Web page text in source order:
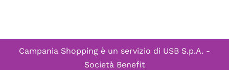
Campania Shopping è un servizio di USB S.p.A. -
Società Benefit